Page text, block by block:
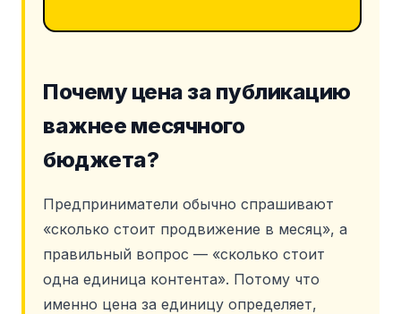
Почему цена за публикацию
важнее месячного
бюджета?
Предприниматели обычно спрашивают
«сколько стоит продвижение в месяц», а
правильный вопрос — «сколько стоит
одна единица контента». Потому что
именно цена за единицу определяет,